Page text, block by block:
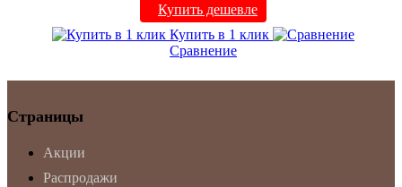
Купить дешевле
Купить в 1 клик
Сравнение
Страницы
Акции
Распродажи